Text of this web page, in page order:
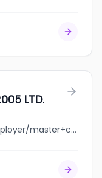
LTD.
jobbank.gc.ca/browsejobs/employer/master+caterers+2005+ltd./ca